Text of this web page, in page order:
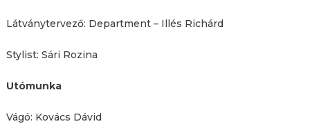
Látványtervező: Department – Illés Richárd
Stylist: Sári Rozina
Utómunka
Vágó: Kovács Dávid